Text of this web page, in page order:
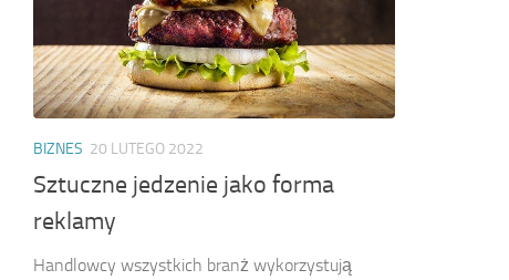
BIZNES 20 LUTEGO 2022
Sztuczne jedzenie jako forma
reklamy
Handlowcy wszystkich branż wykorzystują